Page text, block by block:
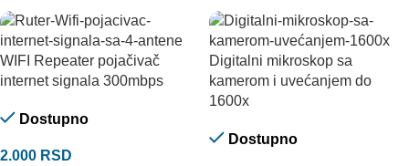
WIFI Repeater pojačivač
internet signala 300mbps
Dostupno
2.000 RSD
Digitalni mikroskop sa
kamerom i uvećanjem do
1600x
Dostupno